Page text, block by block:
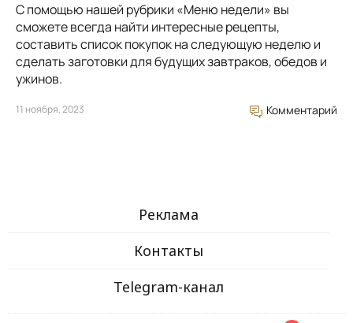
С помощью нашей рубрики «Меню недели» вы
сможете всегда найти интересные рецепты,
составить список покупок на следующую неделю и
сделать заготовки для будущих завтраков, обедов и
ужинов.
11 ноября, 2023 Комментарий
Реклама
Контакты
Telegram-канал